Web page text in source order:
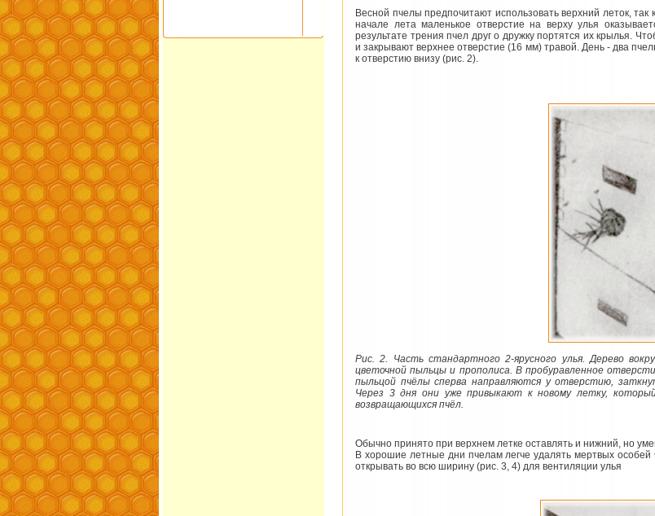
Весной пчелы предпочитают использовать верхний леток,
начале лета маленькое отверстие на верху улья
результате трения пчел друг о дружку портятся их крылья.
и закрывают верхнее отверстие (16 мм) травой. День - два
к отверстию внизу (рис. 2).
Рис. 2. Часть стандартного 2-ярусного улья. Дерево
цветочной пыльцы и прополиса. В пробуравленное
пыльцой пчёлы сперва направляются у отверстию,
Через 3 дня они уже привыкают к новому летку,
возвращающихся пчёл.
Обычно принято при верхнем летке оставлять и нижний, но
В хорошие летные дни пчелам легче удалять мертвых
открывать во всю ширину (рис. 3, 4) для вентиляции улья